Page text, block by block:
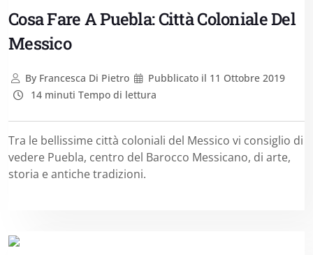
Cosa Fare A Puebla: Città Coloniale Del
Messico
ByFrancesca Di Pietro Pubblicato il 11 Ottobre 2019
14 minuti Tempo di lettura
Tra le bellissime città coloniali del Messico vi consiglio di
vedere Puebla, centro del Barocco Messicano, di arte,
storia e antiche tradizioni.